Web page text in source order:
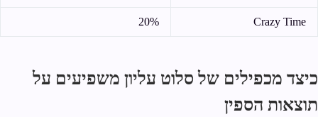
Crazy Time
20%
כיצד מכפילים של סלוט עליון משפיעים על
תוצאות הספין